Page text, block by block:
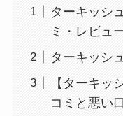
ターキッシ
ミ・レビュ
ターキッシ
【ターキッ
コミと悪い